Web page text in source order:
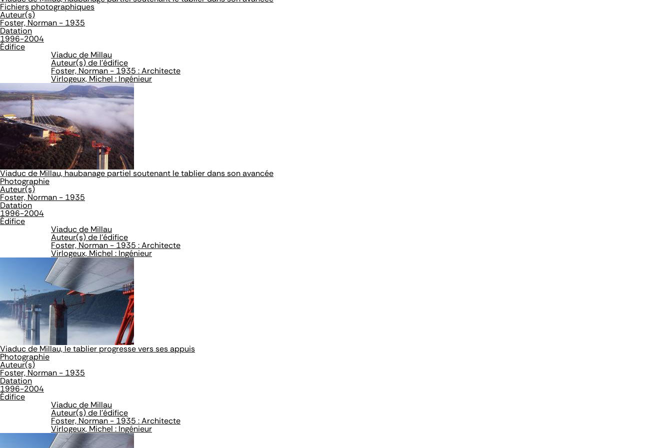
Fichiers photographiques
Auteur(s)
Foster, Norman - 1935
Datation
1996-2004
Édifice
Viaduc de Millau
Auteur(s) de l'édifice
Foster, Norman - 1935 : Architecte
Virlogeux, Michel : Ingénieur
Viaduc de Millau, haubanage partiel soutenant le tablier dans son avancée
Photographie
Auteur(s)
Foster, Norman - 1935
Datation
1996-2004
Édifice
Viaduc de Millau
Auteur(s) de l'édifice
Foster, Norman - 1935 : Architecte
Virlogeux, Michel : Ingénieur
Viaduc de Millau, le tablier progresse vers ses appuis
Photographie
Auteur(s)
Foster, Norman - 1935
Datation
1996-2004
Édifice
Viaduc de Millau
Auteur(s) de l'édifice
Foster, Norman - 1935 : Architecte
Virlogeux, Michel : Ingénieur